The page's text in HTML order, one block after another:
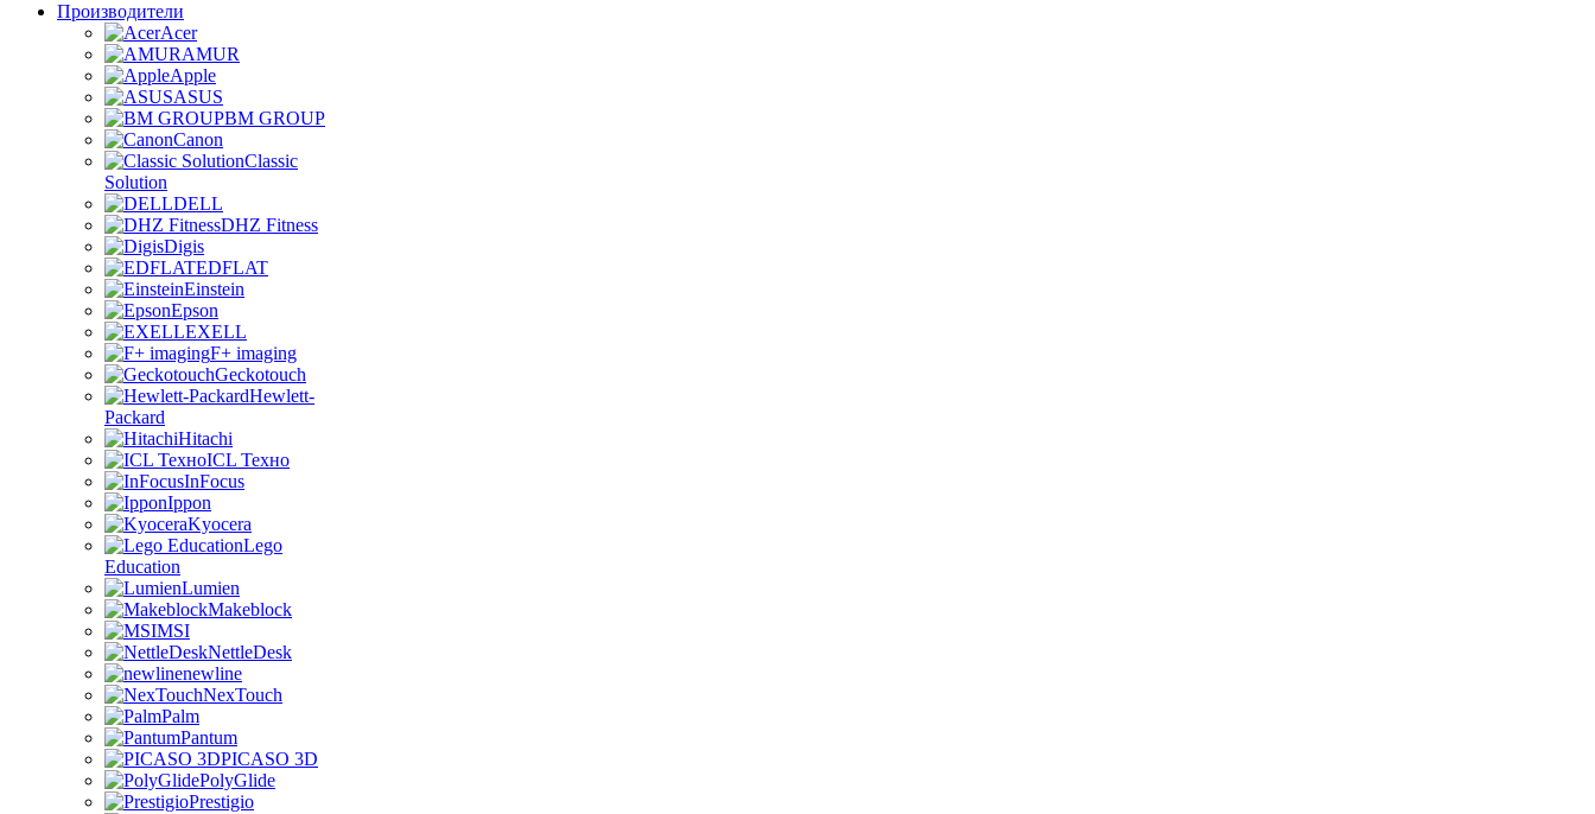
Производители
Acer
AMUR
Apple
ASUS
BM GROUP
Canon
Classic
Solution
DELL
DHZ Fitness
Digis
EDFLAT
Einstein
Epson
EXELL
F+ imaging
Geckotouch
Hewlett-
Packard
Hitachi
ICL Техно
InFocus
Ippon
Kyocera
Lego
Education
Lumien
Makeblock
MSI
NettleDesk
newline
NexTouch
Palm
Pantum
PICASO 3D
PolyGlide
Prestigio